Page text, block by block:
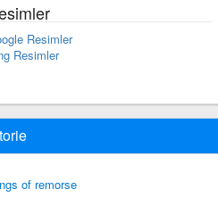
Resimler
Resimler
of remorse